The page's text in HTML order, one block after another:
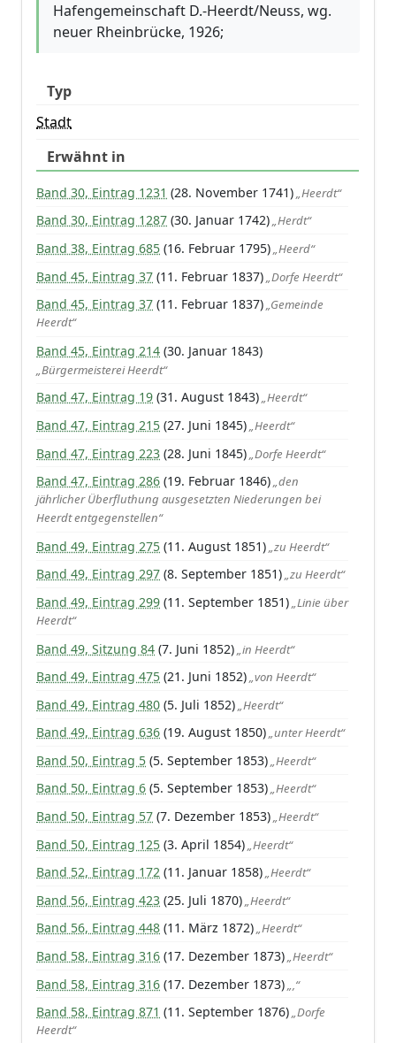
Hafengemeinschaft D.-Heerdt/Neuss, wg.
neuer Rheinbrücke, 1926;
Typ
Stadt
Erwähnt in
Band 30, Eintrag 1231 (28. November 1741)„Heerdt“
Band 30, Eintrag 1287 (30. Januar 1742)„Herdt“
Band 38, Eintrag 685 (16. Februar 1795)„Heerd“
Band 45, Eintrag 37 (11. Februar 1837) „Dorfe Heerdt“
Band 45, Eintrag 37 (11. Februar 1837)„Gemeinde
Heerdt“
Band 45, Eintrag 214 (30. Januar 1843)
„Bürgermeisterei Heerdt“
Band 47, Eintrag 19 (31. August 1843)„Heerdt“
Band 47, Eintrag 215 (27. Juni 1845)„Heerdt“
Band 47, Eintrag 223 (28. Juni 1845) „Dorfe Heerdt“
Band 47, Eintrag 286 (19. Februar 1846)„den
jährlicher Überfluthung ausgesetzten Niederungen bei
Heerdt entgegenstellen“
Band 49, Eintrag 275 (11. August 1851)„zu Heerdt“
Band 49, Eintrag 297 (8. September 1851)„zu Heerdt“
Band 49, Eintrag 299 (11. September 1851)„Linie über
Heerdt“
Band 49, Sitzung 84 (7. Juni 1852) „in Heerdt“
Band 49, Eintrag 475 (21. Juni 1852)„von Heerdt“
Band 49, Eintrag 480 (5. Juli 1852)„Heerdt“
Band 49, Eintrag 636 (19. August 1850)„unter Heerdt“
Band 50, Eintrag 5 (5. September 1853)„Heerdt“
Band 50, Eintrag 6 (5. September 1853)„Heerdt“
Band 50, Eintrag 57 (7. Dezember 1853)„Heerdt“
Band 50, Eintrag 125 (3. April 1854)„Heerdt“
Band 52, Eintrag 172 (11. Januar 1858)„Heerdt“
Band 56, Eintrag 423 (25. Juli 1870)„Heerdt“
Band 56, Eintrag 448 (11. März 1872)„Heerdt“
Band 58, Eintrag 316 (17. Dezember 1873)„Heerdt“
Band 58, Eintrag 316 (17. Dezember 1873)„,“
Band 58, Eintrag 871 (11. September 1876)„Dorfe
Heerdt“